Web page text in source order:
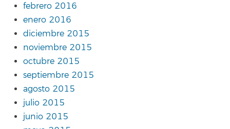
febrero 2016
enero 2016
diciembre 2015
noviembre 2015
octubre 2015
septiembre 2015
agosto 2015
julio 2015
junio 2015